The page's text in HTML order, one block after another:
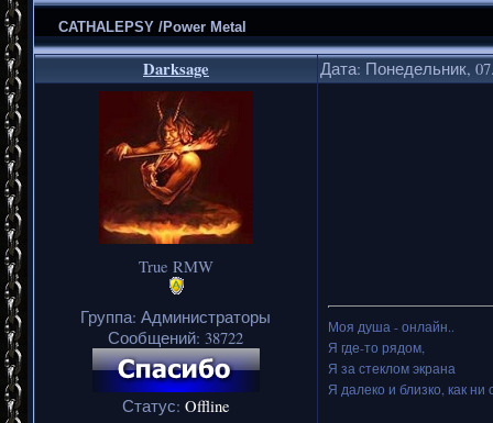
CATHALEPSY /Power Metal
Darksage Дата: Понедельник,
True RMW
Группа: Администраторы
Сообщений: 38722
Статус: Offline
Моя душа - онлайн..
Я где-то рядом,
Я за стеклом экрана
Я далеко и близко, как ни